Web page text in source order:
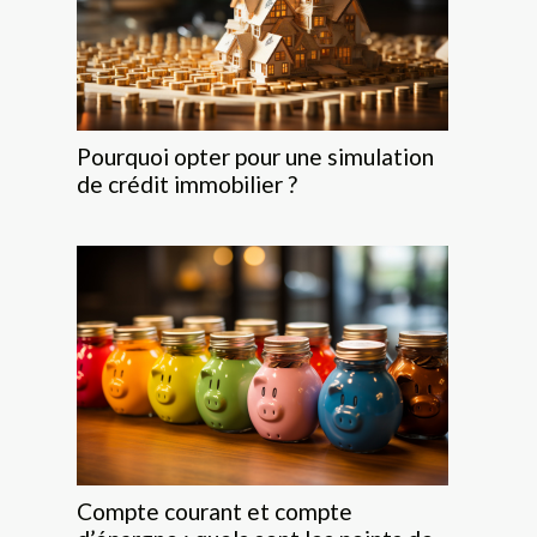
Pourquoi opter pour une simulation
de crédit immobilier ?
Compte courant et compte